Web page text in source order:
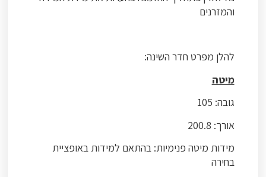
והמזרנים
להלן מפרט חדר השינה:
מיטה
גובה: 105
אורך: 200.8
מידות מיטה פנימיות: בהתאם למידות באופציית
בחירה